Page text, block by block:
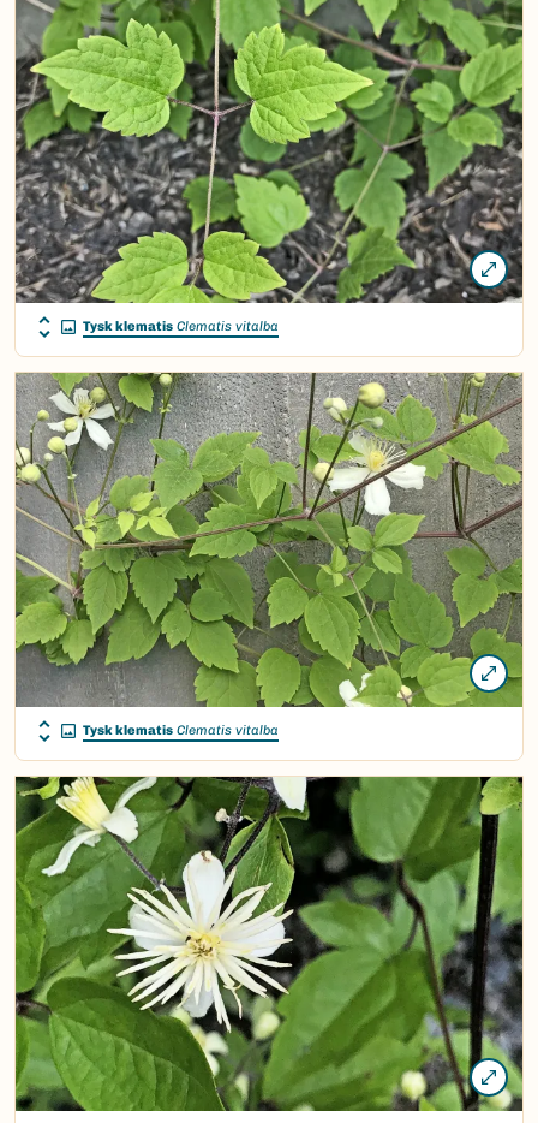
Tysk klematis Clematis vitalba
Tysk klematis Clematis vitalba